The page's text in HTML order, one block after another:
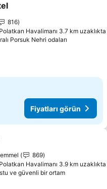
ekle
816
Havalimanı 3.7 km uzaklıkta
Porsuk Nehri odaları
Fiyatları görün
ekle
869
Havalimanı 3.9 km uzaklıkta
ve güvenli bir ortam